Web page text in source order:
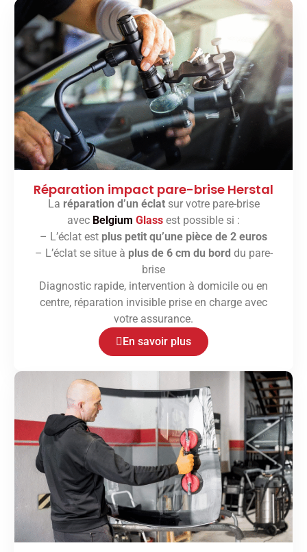
Réparation impact pare-brise Herstal
La réparation d’un éclatsur votre pare-brise
avec Belgium Glass est possible si :
– L’éclat est plus petit qu’une pièce de 2 euros
– L’éclat se situe à plus de 6 cm du bord du pare-
brise
Diagnostic rapide, intervention à domicile ou en
centre, réparation invisible prise en charge avec
votre assurance.
En savoir plus